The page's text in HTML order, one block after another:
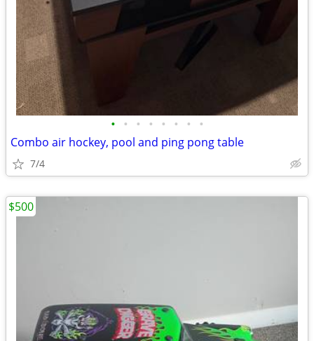
• • • • • • • •
Combo air hockey, pool and ping pong table
7/4
$500